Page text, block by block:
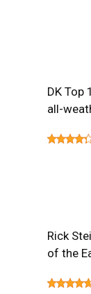
DK Top
all-
Rick
of the